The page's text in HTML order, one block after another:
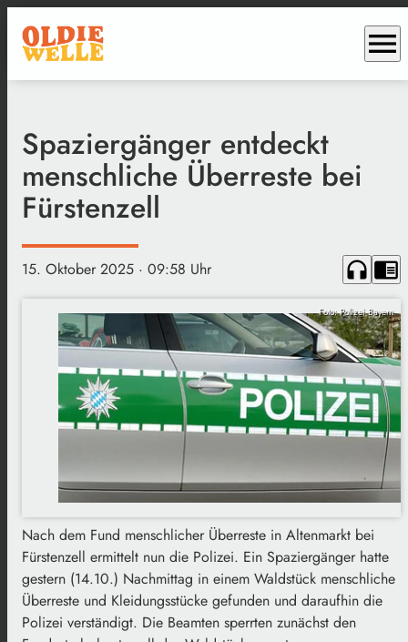
menu
Spaziergänger entdeckt
menschliche Überreste bei
Fürstenzell
15. Oktober 2025 · 09:58 Uhr headphones chrome_reader_mode
Foto: Polizei Bayern
Nach dem Fund menschlicher Überreste in Altenmarkt bei
Fürstenzell ermittelt nun die Polizei. Ein Spaziergänger hatte
gestern (14.10.) Nachmittag in einem Waldstück menschliche
Überreste und Kleidungsstücke gefunden und daraufhin die
Polizei verständigt. Die Beamten sperrten zunächst den